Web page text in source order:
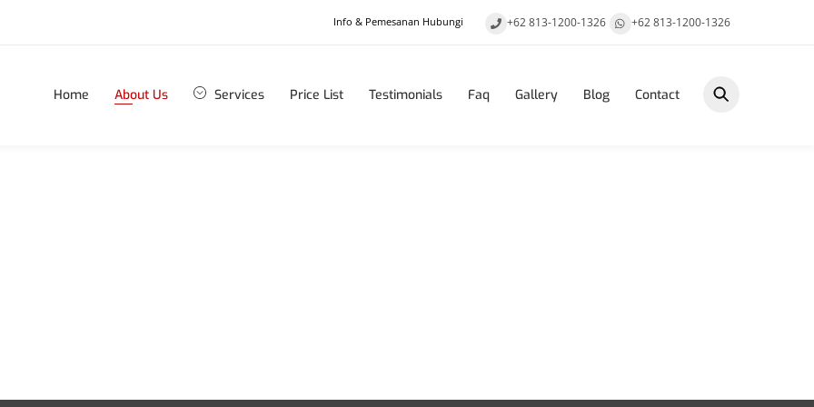
Info & Pemesanan Hubungi +62 813-1200-1326 +62 813-1200-1326
Home About Us Services Price List Testimonials Faq Gallery Blog Contact